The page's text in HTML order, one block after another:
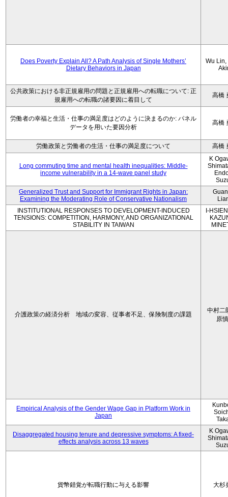
Does Poverty Explain All? A Path Analysis of Single Mothers’
Dietary Behaviors in Japan
Wu Lin,
公共政策における非正規雇用の問題と正規雇用への転職について: 正
規雇用への転職の諸要因に着目して
高橋
労働者の幸福と生活・仕事の満足度はどのように決まるのか: パネル
データを用いた要因分析
高橋
労働政策と労働者の生活・仕事の満足度について 高橋
Long commuting time and mental health inequalities: Middle-
income vulnerability in a 14-wave panel study
K
Generalized Trust and Support for Immigrant Rights in Japan:
Examining the Moderating Role of Conservative Nationalism
INSTITUTIONAL RESPONSES TO DEVELOPMENT-INDUCED
TENSIONS: COMPETITION, HARMONY, AND ORGANIZATIONAL
STABILITY IN TAIWAN
I-
介護政策の経済分析 地域の変容、従事者不足、保険制度の課題
中村二
原
Empirical Analysis of the Gender Wage Gap in Platform Work in
Japan
Disaggregated housing tenure and depressive symptoms: A fixed-
effects analysis across 13 waves
K
貨幣錯覚が転職行動に与える影響 大杉